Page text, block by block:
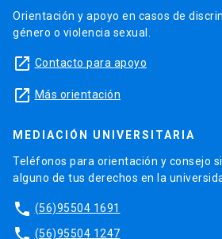
Orientación y apoyo en casos de
género o violencia sexual.
launch Contacto para apoyo
launch Más orientación
MEDIACIÓN UNIVERSITARIA
Teléfonos para orientación y consejo
alguno de tus derechos en la
phone (56)95504 1691
phone (56)95504 1247